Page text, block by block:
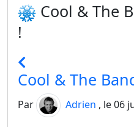
Cool & The
!
Cool & The
Par Adrien , le 06